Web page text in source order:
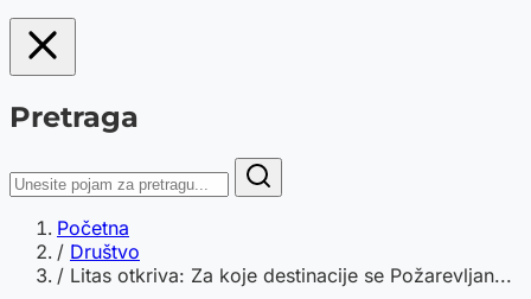
Pretraga
Početna
/ Društvo
/ Litas otkriva: Za koje destinacije se Požarevljan...